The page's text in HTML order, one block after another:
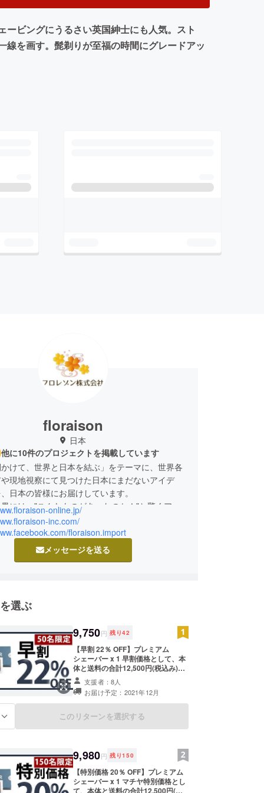
ビングにうるさい英国紳士にも人気。スト
を画す。髭剃りが至福の時間にグレードアッ
floraison
日本
他に10件のプロジェクトを掲載しています
けて、世界と日本を結ぶ」をテーマに、世界各
現地視察にて見つけた日本にまだないアイデ
日本の皆様にお届けしています。
には、"こんなものがあったのか！"と驚くアイ
いです。豊富な海外経験をもとに、どんどん良
に紹介してまいります。ぜひご支援いただけれ
online.jp/
inc.com/
floraison.import
メッセージを送る
選ぶ
9,750円 残り42
【早割 22％ OFF】プレミアム
シェーバー x 1 早割価格として、本
体と送料の合計12,500円(税込み)か
ら22%OFFにてご提供いたします。
※本体の一般販売予定価格11,700
円、送料が800円で合計12,500円と
なります。 ※製造状況により出荷時
期が遅れる場合、早急にご連絡致し
皆様のご支援により量産効率が向上
した場合、一般販売価格がmachi-
yaキャンペーン価格より下がる可能
性もございます。また、天災や経済
情勢などの予期せぬ事情により中止
支援者：8人
お届け予定：2021年12月
このリターンを選択する
9,980円 残り150
【特別価格 20％ OFF】プレミアム
シェーバー x 1 マチヤ特別価格とし
て、本体と送料の合計12,500円(税